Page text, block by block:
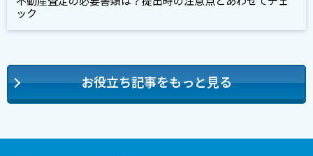
ック
お役立ち記事をもっと見る